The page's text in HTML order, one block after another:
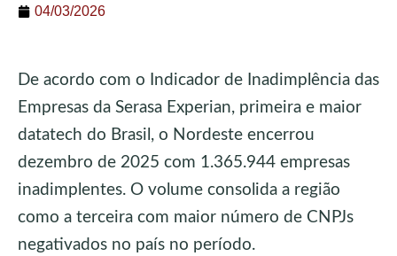
04/03/2026
De acordo com o Indicador de Inadimplência das
Empresas da Serasa Experian, primeira e maior
datatech do Brasil, o Nordeste encerrou
dezembro de 2025 com 1.365.944 empresas
inadimplentes. O volume consolida a região
como a terceira com maior número de CNPJs
negativados no país no período.